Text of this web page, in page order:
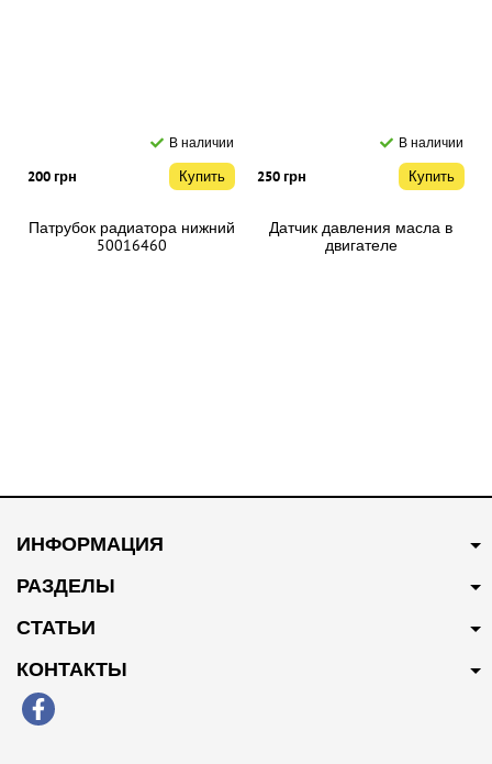
В наличии
200 грн Купить
Патрубок радиатора нижний
50016460
В наличии
250 грн Купить
Датчик давления масла в
двигателе
250 грн Купить
Патрубок системы
300 грн Купить
ИНФОРМАЦИЯ
РАЗДЕЛЫ
СТАТЬИ
КОНТАКТЫ